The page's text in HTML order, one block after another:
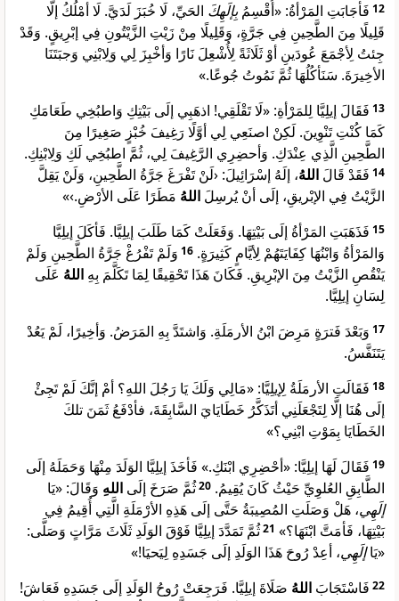
12 فَأجَابَتِ المَرْأةُ: «أُقْسِمُبِإلَهِكَ الحَيِّ، لَا خُبَزَ لَدَيَّ. لَا أمْلُكُ إلَّا
قَلِيلًا مِنَ الطَّحِينِ فِي جَرَّةٍ، وَقَلِيلًا مِنْ زَيْتِ الزَّيْتُونِ فِي إبْرِيقٍ. وَقَدْ
جِئتُ لِأجْمَعَ عُودَينِ أوْ ثَلَاثَةً لِأُشْعِلَ نَارًا وَأخْبِزَ لِي وَلِابْنِي وَجبَتَنَا
الأخِيرَةَ. سَنَأكُلُهَا ثُمَّ نَمُوتُ جُوعًا.»
13 فَقَالَ إيلِيَّا لِلمَرْأةِ: «لَا تَقْلَقِي! اذهَبِي إلَى بَيْتِكِ وَاطبُخِي طَعَامَكِ
كَمَا كُنْتِ تَنْوِينَ. لَكِنْ اصنَعِي لِي أوَّلًا رَغِيفَ خُبْزٍ صَغِيرًا مِنَ
الطَّحِينِ الَّذِي عِنْدَكِ. وَأحضِرِي الرَّغِيفَ لِي، ثُمَّ اطبُخِي لَكِ وَلِابْنِكِ.
14 فَقَدْ قَالَ اللهُ، إلَهُ إسْرَائِيلَ: ‹لَنْ تَفْرَغَ جَرَّةُ الطَّحِينِ، وَلَنْ يَقِلَّ
الزَّيْتُ فِي الإبْريقِ، إلَى أنْ يُرسِلَ اللهُ مَطَرًا عَلَى الأرْضِ.›»
15 فَذَهَبَتِ المَرْأةُ إلَى بَيْتِهَا. وَفَعَلَتْ كَمَا طَلَبَ إيلِيَّا. فَأكَلَ إيلِيَّا
وَالمَرْأةُ وَابْنُهَا كِفَايَتَهُمْ لِأيَّامٍ كَثِيرَةٍ. 16 وَلَمْ تَفْرُغْ جَرَّةُ الطَّحِينِ وَلَمْ
يَنْقُصِ الزَّيْتُ مِنَ الإبْرِيقِ. فَكَانَ هَذَا تَحْقِيقًا لِمَا تَكَلَّمَ بِهِ اللهُ عَلَى
لِسَانِ إيلِيَّا.
17 وَبَعْدَ فَترَةٍ مَرِضَ ابْنُ الأرمَلَةِ. وَاشتَدَّ بِهِ المَرَضُ. وَأخِيرًا، لَمْ يَعُدْ
يَتَنَفَّسُ.
18 فَقَالَتِ الأرمَلَةُ لِإيلِيَّا: «مَالِي وَلَكَ يَا رَجُلَ اللهِ؟ أمْ إنَّكَ لَمْ تَجِئْ
إلَى هُنَا إلَّا لِتَجْعَلَنِي أتَذَكَّرُ خَطَايَايَ السَّابِقَةَ، فأدْفَعُ ثَمَنَ تلكَ
الخَطَايَا بِمَوْتِ ابْنِي؟»
19 فَقَالَ لَهَا إيلِيَّا: «أحْضِرِي ابْنَكِ.» فَأخَذَ إيلِيَّا الوَلَدَ مِنْهَا وَحَمَلَهُ إلَى
الطَّابِقِ العُلوِيِّ حَيْثُ كَانَ يُقِيمُ. 20ثُمَّ صَرَخَ إلَى اللهِ وَقَالَ: «يَا
إلَهِي، هَلْ وَصَلَتِ المُصِيبَةُ حَتَّى إلَى هَذِهِ الأرْمَلَةِ الَّتِي أُقِيمُ فِي
بَيْتِهَا، فَأمَتَّ ابْنَهَا؟» 21ثُمَّ تَمَدَّدَ إيلِيَّا فَوْقَ الوَلَدِ ثَلَاثَ مَرَّاتٍ وَصَلَّى:
«يَاإلَهِي، أعِدْ رُوحَ هَذَا الوَلَدِ إلَى جَسَدِهِ لِيَحيَا!»
22 فَاسْتَجَابَ اللهُ صَلَاةَ إيلِيَّا. فَرَجِعَتْ رُوحُ الوَلَدِ إلَى جَسَدِهِ فَعَاشَ!